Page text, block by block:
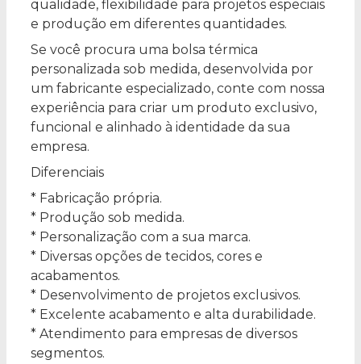
qualidade, flexibilidade para projetos especiais
e produção em diferentes quantidades.
Se você procura uma bolsa térmica
personalizada sob medida, desenvolvida por
um fabricante especializado, conte com nossa
experiência para criar um produto exclusivo,
funcional e alinhado à identidade da sua
empresa.
Diferenciais
* Fabricação própria.
* Produção sob medida.
* Personalização com a sua marca.
* Diversas opções de tecidos, cores e
acabamentos.
* Desenvolvimento de projetos exclusivos.
* Excelente acabamento e alta durabilidade.
* Atendimento para empresas de diversos
segmentos.